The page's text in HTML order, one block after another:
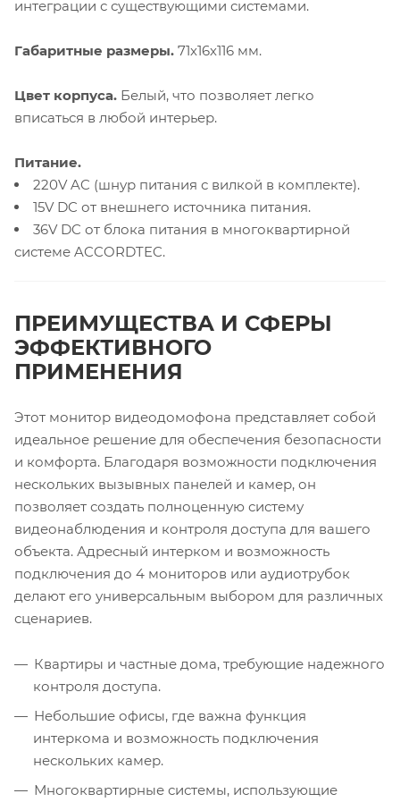
интеграции с существующими системами.
Габаритные размеры. 71х16х116 мм.
Цвет корпуса. Белый, что позволяет легко
вписаться в любой интерьер.
Питание.
220V AC (шнур питания с вилкой в комплекте).
15V DC от внешнего источника питания.
36V DC от блока питания в многоквартирной
системе ACCORDTEC.
ПРЕИМУЩЕСТВА И СФЕРЫ
ЭФФЕКТИВНОГО
ПРИМЕНЕНИЯ
Этот монитор видеодомофона представляет собой
идеальное решение для обеспечения безопасности
и комфорта. Благодаря возможности подключения
нескольких вызывных панелей и камер, он
позволяет создать полноценную систему
видеонаблюдения и контроля доступа для вашего
объекта. Адресный интерком и возможность
подключения до 4 мониторов или аудиотрубок
делают его универсальным выбором для различных
сценариев.
Квартиры и частные дома, требующие надежного
контроля доступа.
Небольшие офисы, где важна функция
интеркома и возможность подключения
нескольких камер.
Многоквартирные системы, использующие